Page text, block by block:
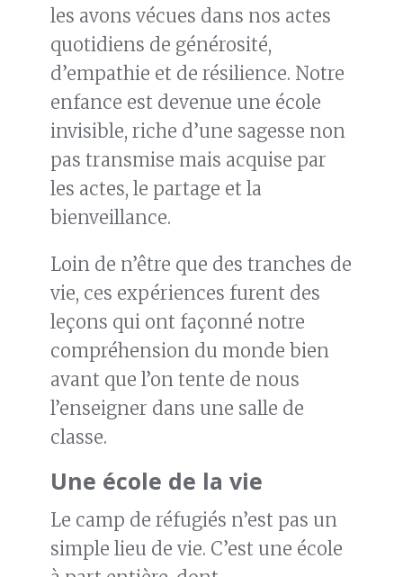
les avons vécues dans nos actes
quotidiens de générosité,
d’empathie et de résilience. Notre
enfance est devenue une école
invisible, riche d’une sagesse non
pas transmise mais acquise par
les actes, le partage et la
bienveillance.
Loin de n’être que des tranches de
vie, ces expériences furent des
leçons qui ont façonné notre
compréhension du monde bien
avant que l’on tente de nous
l’enseigner dans une salle de
classe.
Une école de la vie
Le camp de réfugiés n’est pas un
simple lieu de vie. C’est une école